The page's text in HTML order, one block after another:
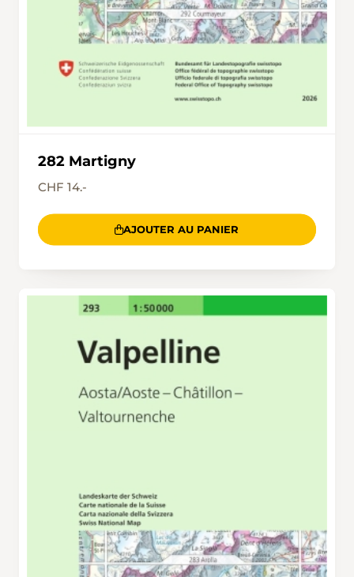
282 Martigny
CHF 14.-
AJOUTER AU PANIER